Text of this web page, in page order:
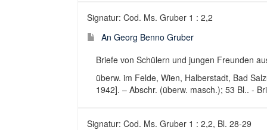
Signatur: Cod. Ms. Gruber 1 : 2,2
An Georg Benno Gruber
Briefe von Schülern und jungen Freunden
überw. im Felde, Wien, Halberstadt, Bad
1942]. – Abschr. (überw. masch.); 53 Bl.. -
Signatur: Cod. Ms. Gruber 1 : 2,2, Bl. 28-29